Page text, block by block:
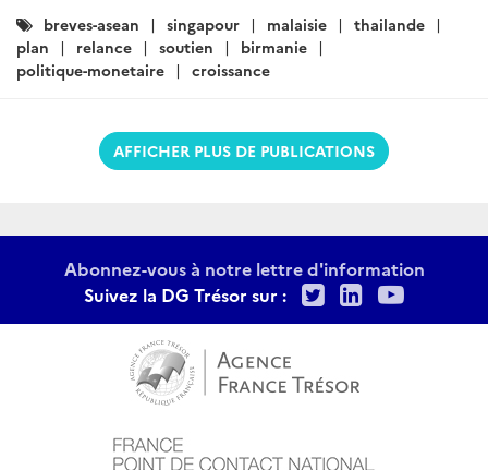
Catégories
:
breves-asean singapour malaisie
thailande
plan
relance soutien
birmanie
politique-monetaire
croissance
AFFICHER PLUS DE PUBLICATIONS
Abonnez-vous à notre lettre d'information
Suivez la DG Trésor sur :
TwitterLinkedIn